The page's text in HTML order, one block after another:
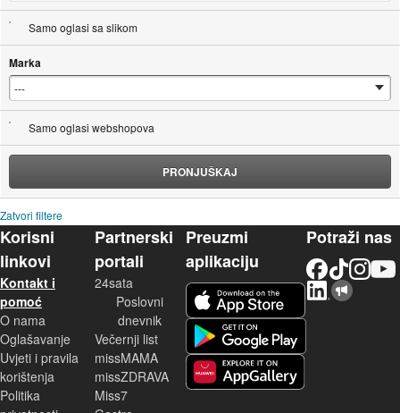
Samo oglasi sa slikom
Marka
Samo oglasi webshopova
PRONJUŠKAJ
Zatvori filtere
Korisni
linkovi
Kontakt i
pomoć
O nama
Oglašavanje
Uvjeti i pravila
korištenja
Politika
Partnerski
portali
24sata
Poslovni
dnevnik
Večernji list
missMAMA
missZDRAVA
Miss7
Preuzmi
aplikaciju
Potraži nas